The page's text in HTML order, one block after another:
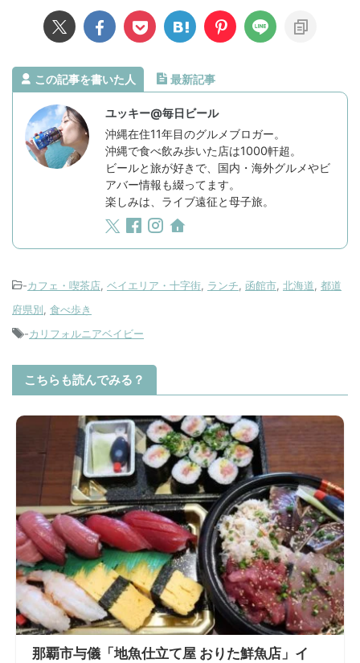
この記事を書いた人 最新記事
ユッキー@毎日ビール
沖縄在住11年目のグルメブロガー。
沖縄で食べ飲み歩いた店は1000軒超。
ビールと旅が好きで、国内・海外グルメやビ
アバー情報も綴ってます。
楽しみは、ライブ遠征と母子旅。
-カフェ・喫茶店, ベイエリア・十字街, ランチ, 函館市, 北海道, 都道
府県別, 食べ歩き
-カリフォルニアベイビー
こちらも読んでみる？
那覇市与儀「地魚仕立て屋 おりた鮮魚店」イ